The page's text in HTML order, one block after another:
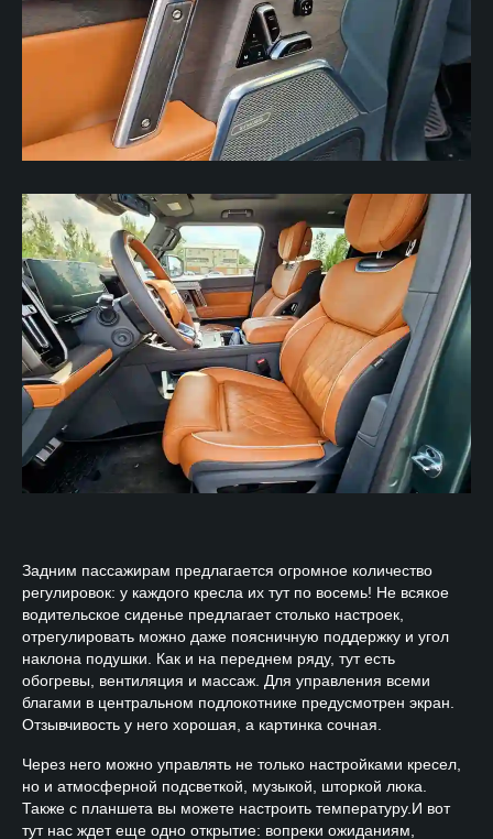
Задним пассажирам предлагается огромное количество
регулировок: у каждого кресла их тут по восемь! Не всякое
водительское сиденье предлагает столько настроек,
отрегулировать можно даже поясничную поддержку и угол
наклона подушки. Как и на переднем ряду, тут есть
обогревы, вентиляция и массаж. Для управления всеми
благами в центральном подлокотнике предусмотрен экран.
Отзывчивость у него хорошая, а картинка сочная.
Через него можно управлять не только настройками кресел,
но и атмосферной подсветкой, музыкой, шторкой люка.
Также с планшета вы можете настроить температуру.И вот
тут нас ждет еще одно открытие: вопреки ожиданиям,